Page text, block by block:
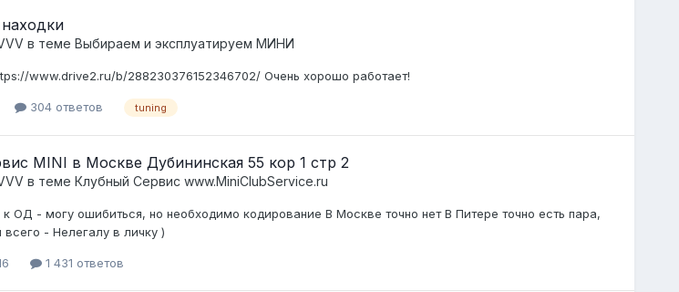
в теме Выбираем и эксплуатируем МИНИ
www.drive2.ru/b/288230376152346702/ Очень хорошо работает!
304 ответов tuning
MINI в Москве Дубининская 55 кор 1 стр 2
в теме Клубный Сервис www.MiniClubService.ru
ОД - могу ошибиться, но необходимо кодирование В Москве точно нет В Питере точно есть пара,
всего - Нелегалу в личку )
1 431 ответов